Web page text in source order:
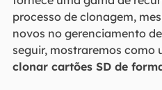
processo de clonagem,
novos no gerenciamento
seguir, mostraremos como
clonar cartões SD de